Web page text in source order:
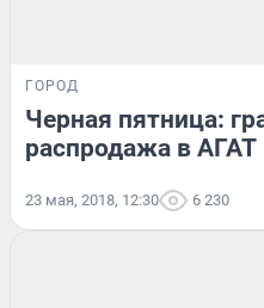
ГОРОД
Черная пятница:
распродажа в АГАТ
23 мая, 2018, 12:30 6 230